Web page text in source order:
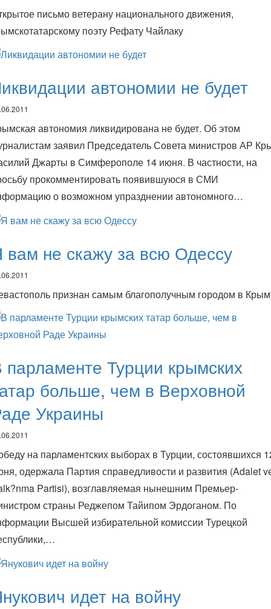
письмо ветерану национального движения,
поэту Рефату Чайлаку
автономии не будет
автономия ликвидирована не будет. Об этом
заявил Председатель Совета министров АР
Джарты в Симферополе 14 июня. В частности, на
прокомментировать появившуюся в СМИ
о возможном упразднении автономного…
вам не скажу за всю Одессу
признан самым благополучным городом в
парламенте Турции крымских
больше, чем в Верховной
Украины
на парламентских выборах в Турции, состоявшихся
одержала Партия справедливости и развития (Adalet
Partisi), возглавляемая нынешним Премьер-
страны Реджепом Тайипом Эрдоганом. По
Высшей избирательной комиссии Турецкой
идет на войну